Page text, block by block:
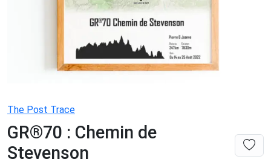
The Post Trace
GR®70 : Chemin de
Stevenson